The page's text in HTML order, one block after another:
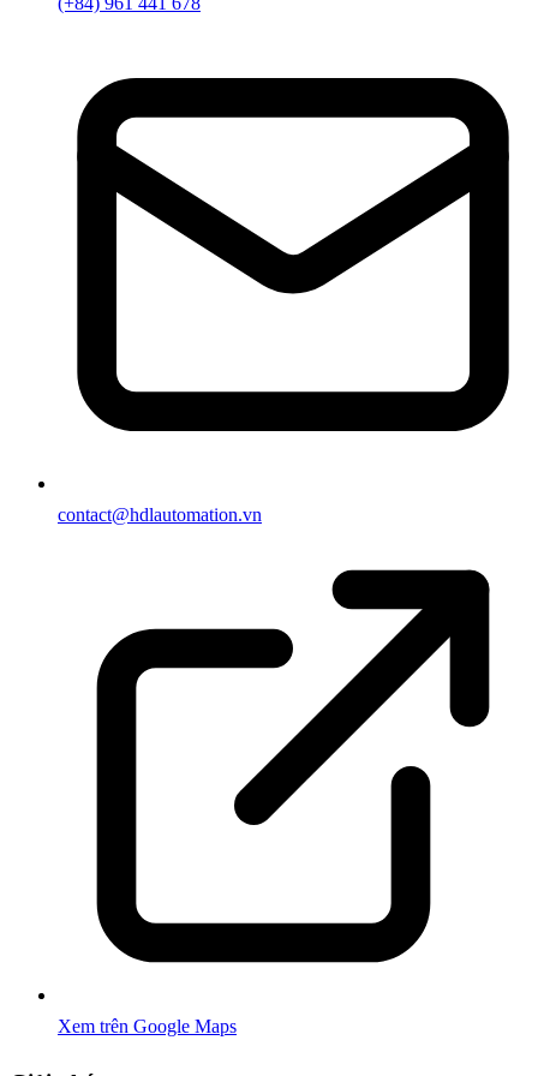
contact@hdlautomation.vn
Xem trên Google Maps